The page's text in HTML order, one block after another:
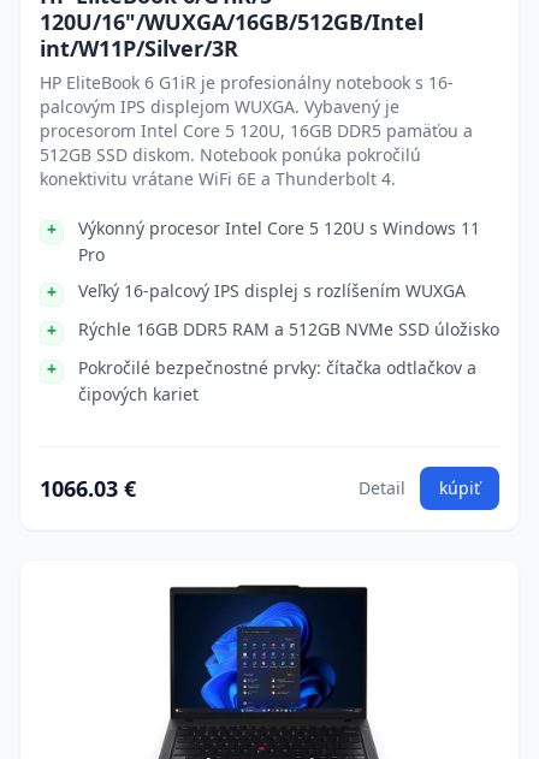
120U/16"/WUXGA/16GB/512GB/Intel
int/W11P/Silver/3R
HP EliteBook 6 G1iR je profesionálny notebook s 16-
palcovým IPS displejom WUXGA. Vybavený je
procesorom Intel Core 5 120U, 16GB DDR5 pamäťou a
512GB SSD diskom. Notebook ponúka pokročilú
konektivitu vrátane WiFi 6E a Thunderbolt 4.
Výkonný procesor Intel Core 5 120U s Windows 11
Pro
Veľký 16-palcový IPS displej s rozlíšením WUXGA
Rýchle 16GB DDR5 RAM a 512GB NVMe SSD úložisko
Pokročilé bezpečnostné prvky: čítačka odtlačkov a
čipových kariet
1066.03 € Detail kúpiť